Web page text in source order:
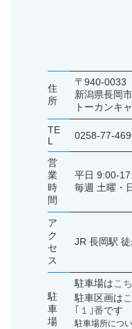
住
所
〒940-0033
新潟県長岡
トーカンキ
TE
L
0258-77-
営
業
時
間
平日 9:00-
毎週 土曜・
ア
ク
セ
ス
JR 長岡駅 徒
駐
車
場
駐車場はこ
駐車区画は
｢１｣番です
駐車場所につ